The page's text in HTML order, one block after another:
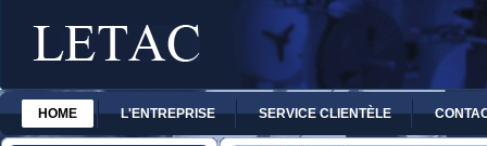
HOME L'ENTREPRISE SERVICE CLIENTÈLE